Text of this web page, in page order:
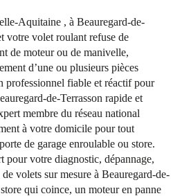
Aquitaine , à Beauregard-de-
votre volet roulant refuse de
de moteur ou de manivelle,
d’une ou plusieurs pièces
professionnel fiable et réactif pour
de-Terrasson rapide et
membre du réseau national
à votre domicile pour tout
de garage enroulable ou store.
pour votre diagnostic, dépannage,
volets sur mesure à Beauregard-de-
qui coince, un moteur en panne